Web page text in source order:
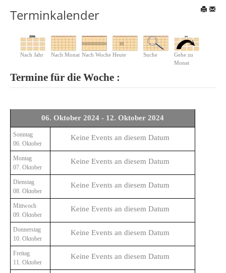
Terminkalender
Nach Jahr Nach Monat Nach Woche Heute Suche
Gehe zu
Monat
Termine für die Woche :
06. Oktober 2024 - 12. Oktober 2024
Sonntag
06. Oktober
Keine Events an diesem Datum
Montag
07. Oktober
Keine Events an diesem Datum
Dienstag
08. Oktober
Keine Events an diesem Datum
Mittwoch
09. Oktober
Keine Events an diesem Datum
Donnerstag
10. Oktober
Keine Events an diesem Datum
Freitag
11. Oktober
Keine Events an diesem Datum